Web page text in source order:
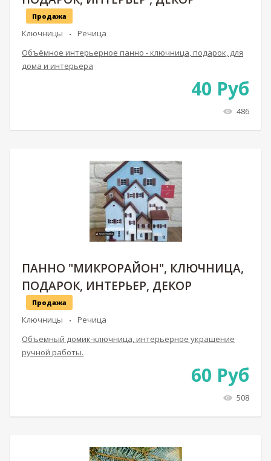
Продажа
Ключницы
Речица
Объёмное интерьерное панно - ключница, подарок, для
дома и интерьера
40 Руб
486
ПАННО "МИКРОРАЙОН", КЛЮЧНИЦА,
ПОДАРОК, ИНТЕРЬЕР, ДЕКОР
Продажа
Ключницы
Речица
Объемный домик-ключница, интерьерное украшение
ручной работы.
60 Руб
508